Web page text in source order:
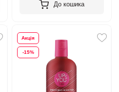
До кошика
Акція
-15%